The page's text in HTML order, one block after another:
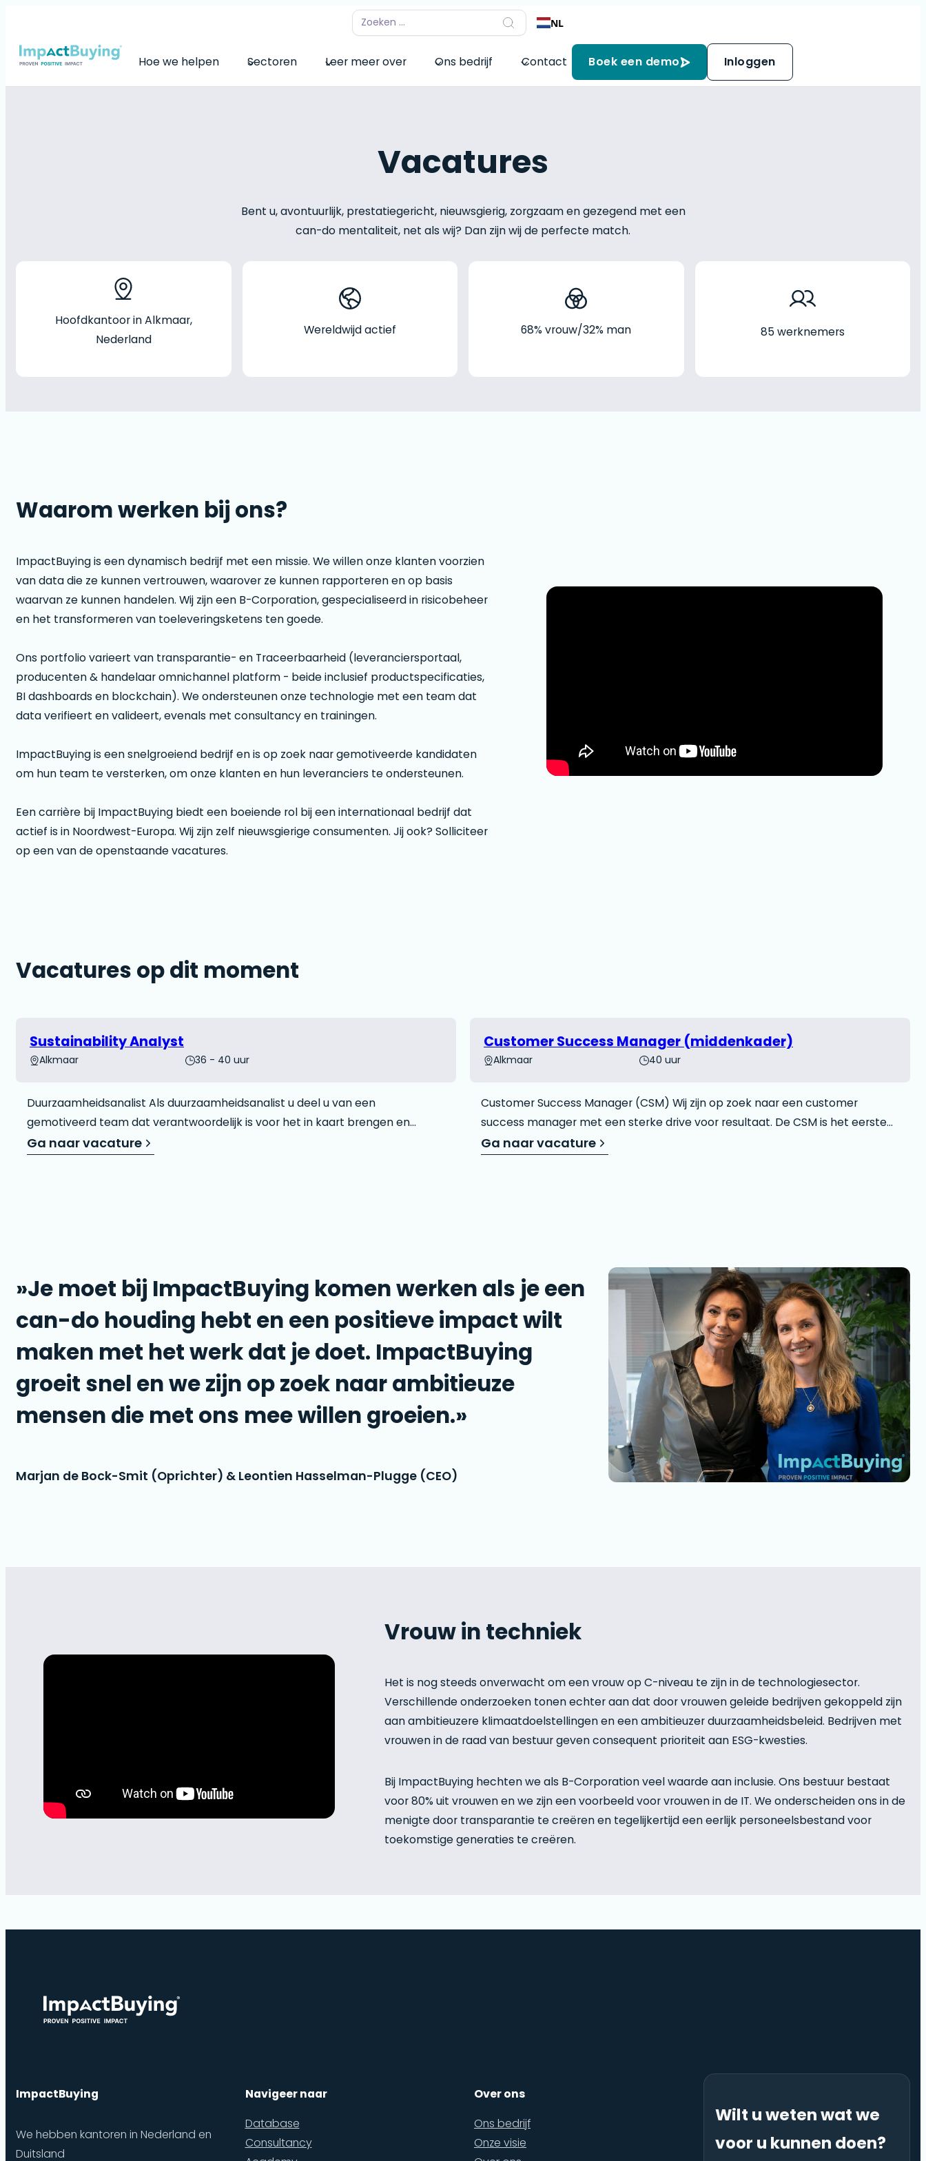
NL
Hoe we helpen Sectoren Leer meer over Ons bedrijf Contact Boek een demo Inloggen
Vacatures
Bent u, avontuurlijk, prestatiegericht, nieuwsgierig, zorgzaam en gezegend met een
can-do mentaliteit, net als wij? Dan zijn wij de perfecte match.
Hoofdkantoor in Alkmaar,
Nederland
Wereldwijd actief 68% vrouw/32% man 85 werknemers
Waarom werken bij ons?
ImpactBuying is een dynamisch bedrijf met een missie. We willen onze klanten voorzien
van data die ze kunnen vertrouwen, waarover ze kunnen rapporteren en op basis
waarvan ze kunnen handelen. Wij zijn een B-Corporation, gespecialiseerd in risicobeheer
en het transformeren van toeleveringsketens ten goede.
Ons portfolio varieert van transparantie- en Traceerbaarheid (leveranciersportaal,
producenten & handelaar omnichannel platform - beide inclusief productspecificaties,
BI dashboards en blockchain). We ondersteunen onze technologie met een team dat
data verifieert en valideert, evenals met consultancy en trainingen.
ImpactBuying is een snelgroeiend bedrijf en is op zoek naar gemotiveerde kandidaten
om hun team te versterken, om onze klanten en hun leveranciers te ondersteunen.
Een carrière bij ImpactBuying biedt een boeiende rol bij een internationaal bedrijf dat
actief is in Noordwest-Europa. Wij zijn zelf nieuwsgierige consumenten. Jij ook? Solliciteer
op een van de openstaande vacatures.
Vacatures op dit moment
Sustainability Analyst
Alkmaar 36 - 40 uur
Duurzaamheidsanalist Als duurzaamheidsanalist u deel u van een
gemotiveerd team dat verantwoordelijk is voor het in kaart brengen en
analyseren van de risico’s in de toeleveringsketens van de klanten
Ga naar vacature
Customer Success Manager (middenkader)
Alkmaar 40 uur
Customer Success Manager (CSM) Wij zijn op zoek naar een customer
success manager met een sterke drive voor resultaat. De CSM is het eerste
aanspreekpunt van de klant en kan de wensen van de klant vertalen naar de
Ga naar vacature
»Je moet bij ImpactBuying komen werken als je een
can-do houding hebt en een positieve impact wilt
maken met het werk dat je doet. ImpactBuying
groeit snel en we zijn op zoek naar ambitieuze
mensen die met ons mee willen groeien.»
Marjan de Bock-Smit (Oprichter) & Leontien Hasselman-Plugge (CEO)
Vrouw in techniek
Het is nog steeds onverwacht om een vrouw op C-niveau te zijn in de technologiesector.
Verschillende onderzoeken tonen echter aan dat door vrouwen geleide bedrijven gekoppeld zijn
aan ambitieuzere klimaatdoelstellingen en een ambitieuzer duurzaamheidsbeleid. Bedrijven met
vrouwen in de raad van bestuur geven consequent prioriteit aan ESG-kwesties.
Bij ImpactBuying hechten we als B-Corporation veel waarde aan inclusie. Ons bestuur bestaat
voor 80% uit vrouwen en we zijn een voorbeeld voor vrouwen in de IT. We onderscheiden ons in de
menigte door transparantie te creëren en tegelijkertijd een eerlijk personeelsbestand voor
toekomstige generaties te creëren.
ImpactBuying
We hebben kantoren in Nederland en
Duitsland
Navigeer naar
Database
Consultancy
Over ons
Ons bedrijf
Onze visie
Wilt u weten wat we
voor u kunnen doen?